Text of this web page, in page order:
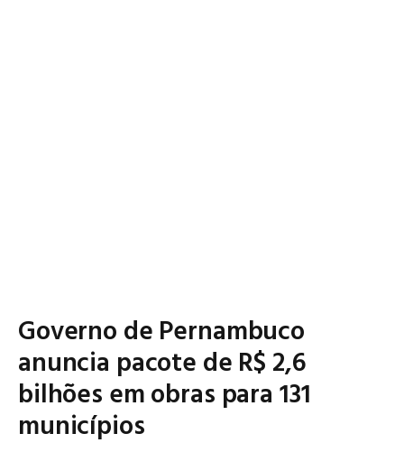
Governo de Pernambuco
anuncia pacote de R$ 2,6
bilhões em obras para 131
municípios